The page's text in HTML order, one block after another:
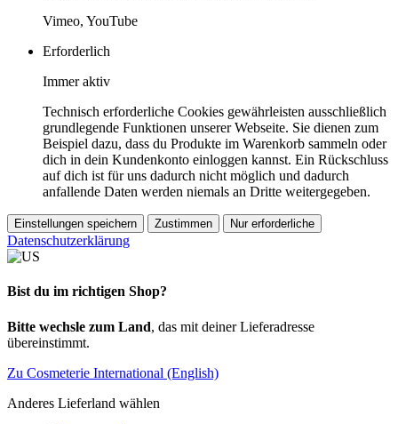
Vimeo, YouTube
Erforderlich
Immer aktiv
Technisch erforderliche Cookies gewährleisten ausschließlich
grundlegende Funktionen unserer Webseite. Sie dienen zum
Beispiel dazu, dass du Produkte im Warenkorb sammeln oder
dich in dein Kundenkonto einloggen kannst. Ein Rückschluss
auf dich ist für uns dadurch nicht möglich und dadurch
anfallende Daten werden niemals an Dritte weitergegeben.
Einstellungen speichern Zustimmen Nur erforderliche
Datenschutzerklärung
Bist du im richtigen Shop?
Bitte wechsle zum Land, das mit deiner Lieferadresse
übereinstimmt.
Zu Cosmeterie International (English)
Anderes Lieferland wählen